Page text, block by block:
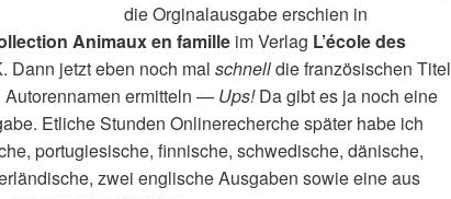
die Orginalausgabe erschien in
Animaux en famille im Verlag L’école des
Dann jetzt eben noch mal schnelldie französischen Titel
Autorennamen ermitteln — Ups!Da gibt es ja noch eine
Etliche Stunden Onlinerecherche später habe ich
portugiesische, finnische, schwedische, dänische,
zwei englische Ausgaben sowie eine aus